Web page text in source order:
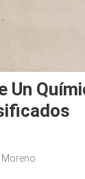
Un
Moreno